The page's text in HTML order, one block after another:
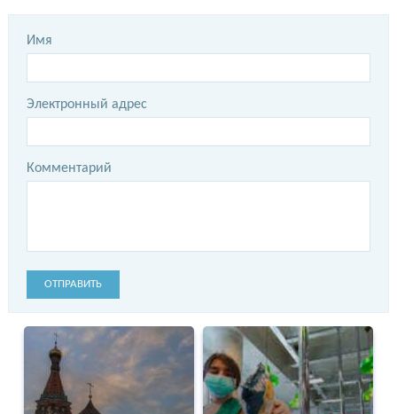
Имя
Электронный адрес
Комментарий
ОТПРАВИТЬ